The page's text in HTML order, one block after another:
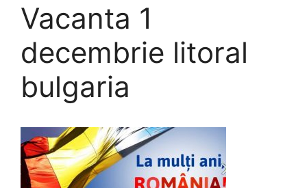
Vacanta 1
decembrie litoral
bulgaria